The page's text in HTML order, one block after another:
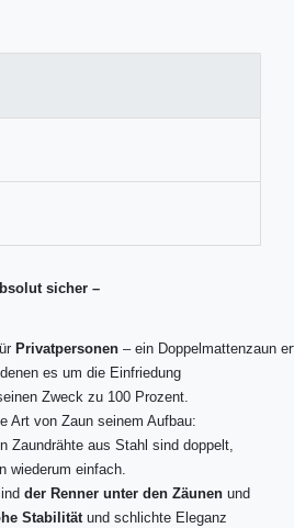
sicher –
Privatpersonen – ein Doppelmattenzaun
es um die Einfriedung
Zweck zu 100 Prozent.
Art von Zaun seinem Aufbau:
Zaundrähte aus Stahl sind doppelt,
wiederum einfach.
der Renner unter den Zäunen und
Stabilitätund schlichte Eleganz